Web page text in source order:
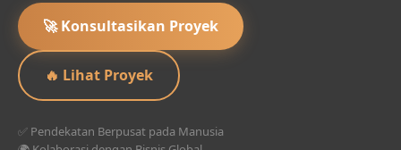
🚀 Konsultasikan Proyek
🔥 Lihat Proyek
✅ Pendekatan Berpusat pada Manusia